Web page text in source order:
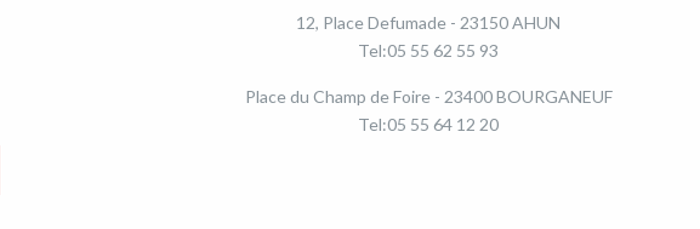
12, Place Defumade - 23150 AHUN
Tel:05 55 62 55 93
Place du Champ de Foire - 23400 BOURGANEUF
Tel:05 55 64 12 20